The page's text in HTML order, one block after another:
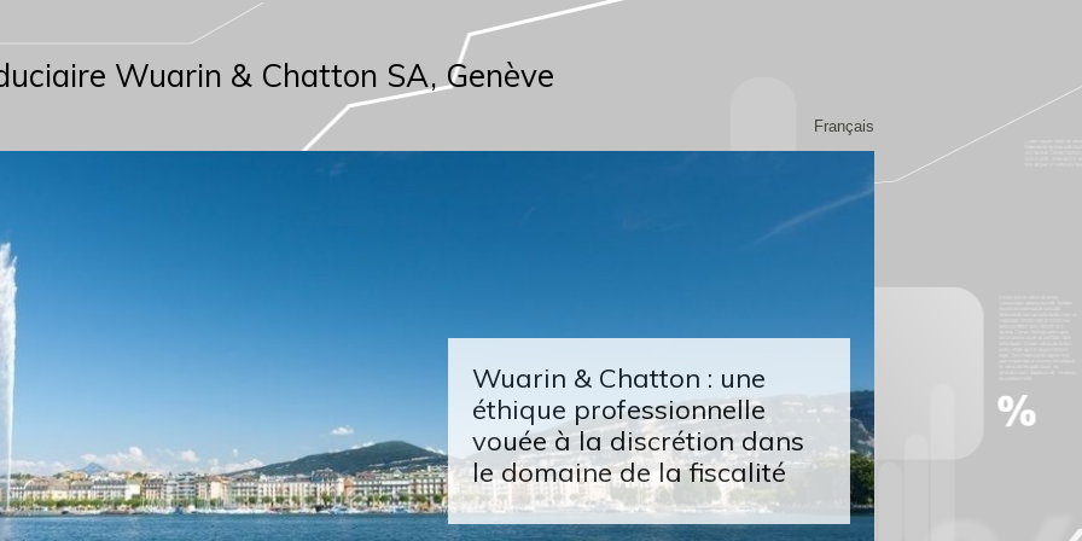
Français
Wuarin & Chatton SA, Genève
Wuarin & Chatton : une
éthique professionnelle
vouée à la discrétion dans
le domaine de la fiscalité